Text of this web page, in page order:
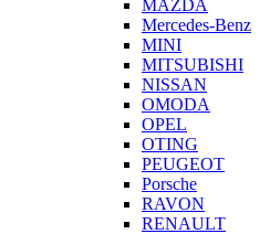
MAZDA
Mercedes-Benz
MINI
MITSUBISHI
NISSAN
OMODA
OPEL
OTING
PEUGEOT
Porsche
RAVON
RENAULT